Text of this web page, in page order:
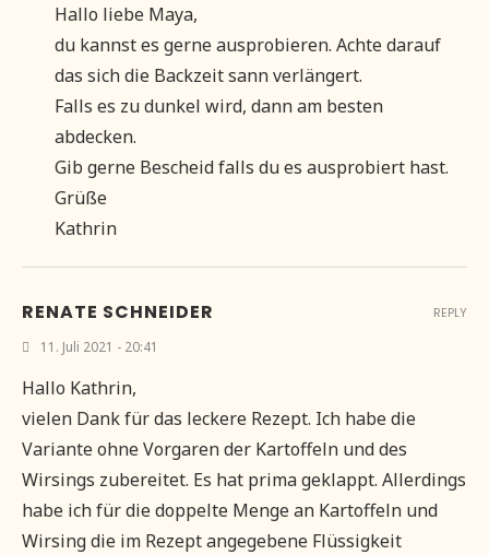
Hallo liebe Maya,
du kannst es gerne ausprobieren. Achte darauf
das sich die Backzeit sann verlängert.
Falls es zu dunkel wird, dann am besten
abdecken.
Gib gerne Bescheid falls du es ausprobiert hast.
Grüße
Kathrin
RENATE SCHNEIDER
11. Juli 2021 - 20:41
Hallo Kathrin,
vielen Dank für das leckere Rezept. Ich habe die
Variante ohne Vorgaren der Kartoffeln und des
Wirsings zubereitet. Es hat prima geklappt. Allerdings
habe ich für die doppelte Menge an Kartoffeln und
Wirsing die im Rezept angegebene Flüssigkeit
REPLY